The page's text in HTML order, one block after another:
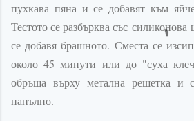
пухкава пяна и се добавят към
Тестото се разбърква със силиконова
се добавя брашното. Сместа се
около 45 минути или до "суха
обръща върху метална решетка и
напълно.